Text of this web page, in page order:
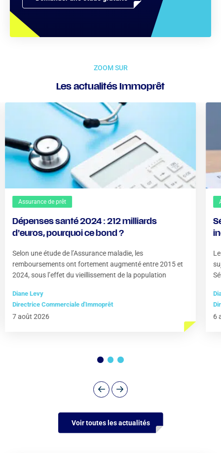
ZOOM SUR
Les actualités Immoprêt
Assurance de prêt
Dépenses santé 2024 : 212 milliards
d’euros, pourquoi ce bond ?
Selon une étude de l’Assurance maladie, les
remboursements ont fortement augmenté entre 2015 et
2024, sous l’effet du vieillissement de la population
Diane Levy
Directrice Commerciale d'Immoprêt
7 août 2026 6
Voir toutes les actualités